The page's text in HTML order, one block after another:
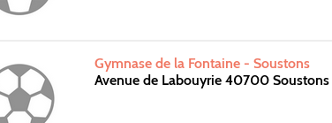
Gymnase de la Fontaine - Soustons
Avenue de Labouyrie 40700 Soustons